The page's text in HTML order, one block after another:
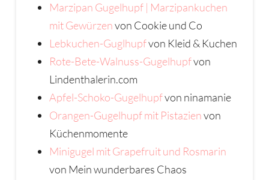
Marzipan Gugelhupf | Marzipankuchen
mit Gewürzenvon Cookie und Co
Lebkuchen-Guglhupfvon Kleid & Kuchen
Rote-Bete-Walnuss-Gugelhupfvon
Lindenthalerin.com
Apfel-Schoko-Gugelhupfvon ninamanie
Orangen-Gugelhupf mit Pistazienvon
Küchenmomente
Minigugel mit Grapefruit und Rosmarin
von Mein wunderbares Chaos